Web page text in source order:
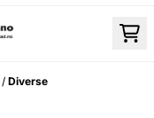
/ Diverse